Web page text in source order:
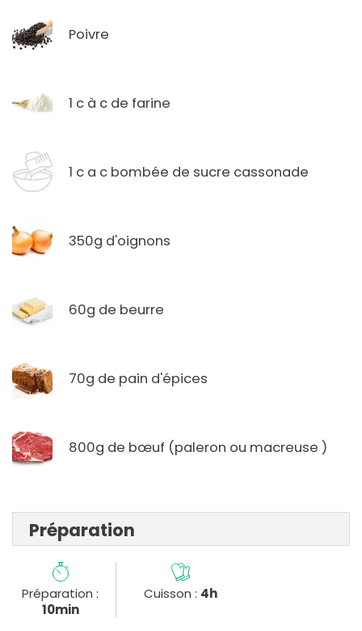
Poivre
1 c à c de farine
1 c a c bombée de sucre cassonade
350g d'oignons
60g de beurre
70g de pain d'épices
800g de bœuf (paleron ou macreuse )
Préparation
Préparation :
10min
Cuisson : 4h